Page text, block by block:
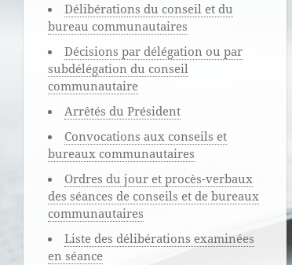
Délibérations du conseil et du
bureau communautaires
Décisions par délégation ou par
subdélégation du conseil
communautaire
Arrêtés du Président
Convocations aux conseils et
bureaux communautaires
Ordres du jour et procès-verbaux
des séances de conseils et de bureaux
communautaires
Liste des délibérations examinées
en séance